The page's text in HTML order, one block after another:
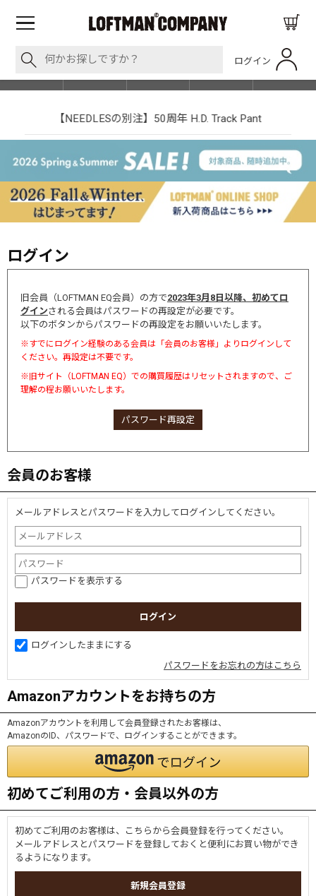
ログイン
SHOP LIST
【NEEDLESの別注】50周年 H.D. Track Pant
ログイン
旧会員（LOFTMAN EQ会員）の方で2023年3月8日以降、初めてロ
グインされる会員はパスワードの再設定が必要です。
以下のボタンからパスワードの再設定をお願いいたします。
※すでにログイン経験のある会員は「会員のお客様」よりログインして
ください。再設定は不要です。
※旧サイト（LOFTMAN EQ）での購買履歴はリセットされますので、ご
理解の程お願いいたします。
パスワード再設定
会員のお客様
メールアドレスとパスワードを入力してログインしてください。
パスワードを表示する
ログインしたままにする
パスワードをお忘れの方はこちら
Amazonアカウントをお持ちの方
Amazonアカウントを利用して会員登録されたお客様は、
AmazonのID、パスワードで、ログインすることができます。
初めてご利用の方・会員以外の方
初めてご利用のお客様は、こちらから会員登録を行ってください。
メールアドレスとパスワードを登録しておくと便利にお買い物ができ
るようになります。